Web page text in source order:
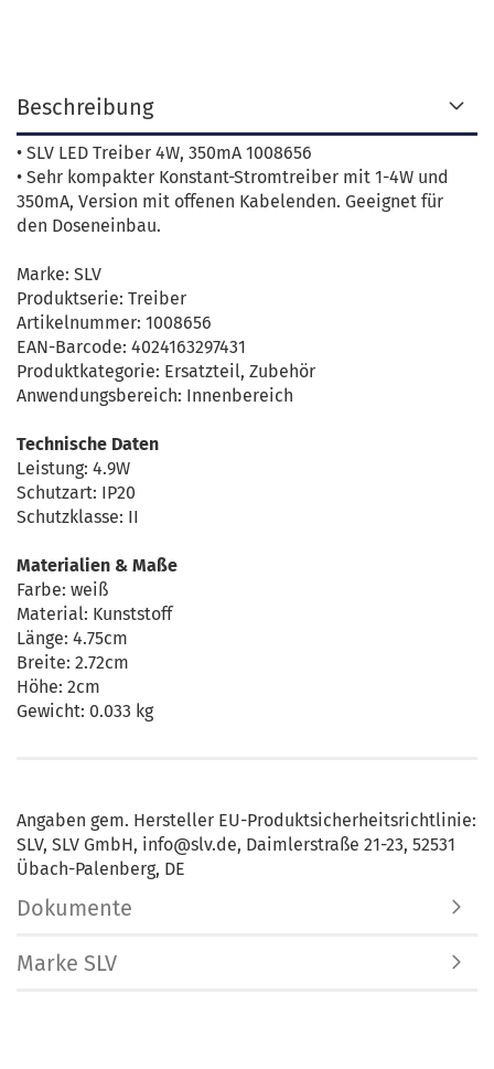
Beschreibung
• SLV LED Treiber 4W, 350mA 1008656
• Sehr kompakter Konstant-Stromtreiber mit 1-4W und
350mA, Version mit offenen Kabelenden. Geeignet für
den Doseneinbau.
Marke: SLV
Produktserie: Treiber
Artikelnummer: 1008656
EAN-Barcode: 4024163297431
Produktkategorie: Ersatzteil, Zubehör
Anwendungsbereich: Innenbereich
Technische Daten
Leistung: 4.9W
Schutzart: IP20
Schutzklasse: II
Materialien & Maße
Farbe: weiß
Material: Kunststoff
Länge: 4.75cm
Breite: 2.72cm
Höhe: 2cm
Gewicht: 0.033 kg
Angaben gem. Hersteller EU-Produktsicherheitsrichtlinie:
SLV, SLV GmbH, info@slv.de, Daimlerstraße 21-23, 52531
Übach-Palenberg, DE
Dokumente
Marke SLV